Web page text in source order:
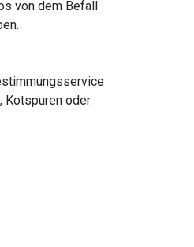
von dem Befall
Kotspuren oder